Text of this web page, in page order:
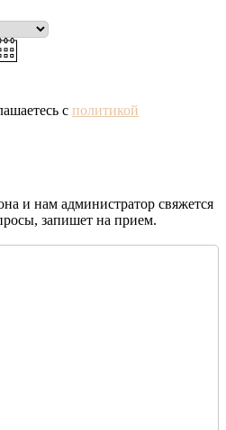
с политикой
и нам администратор свяжется
запишет на прием.